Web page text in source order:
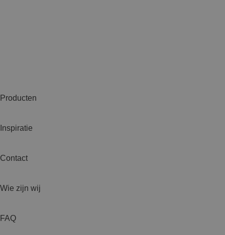
Producten
Inspiratie
Contact
Wie zijn wij
FAQ